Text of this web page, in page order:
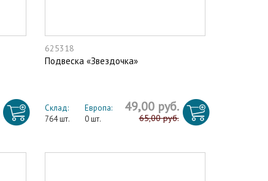
625318
Подвеска «Звездочка»
Склад:
764 шт.
Европа:
0 шт.
49,00 руб.
65,00 руб.